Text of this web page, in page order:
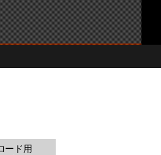
ード用